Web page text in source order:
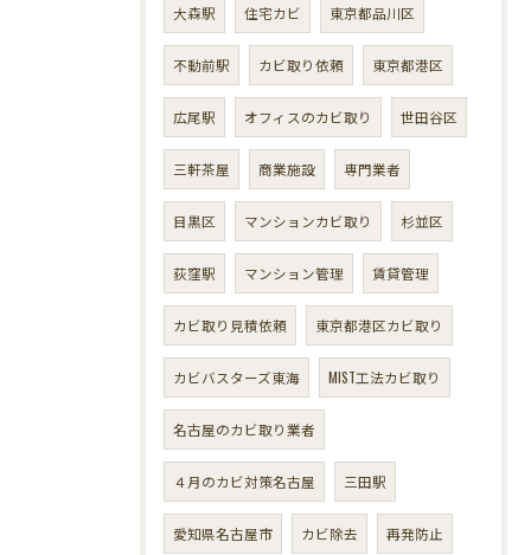
大森駅 住宅カビ 東京都品川区
不動前駅 カビ取り依頼 東京都港区
広尾駅 オフィスのカビ取り 世田谷区
三軒茶屋 商業施設 専門業者
目黒区 マンションカビ取り 杉並区
荻窪駅 マンション管理 賃貸管理
カビ取り見積依頼 東京都港区カビ取り
カビバスターズ東海 MIST工法カビ取り
名古屋のカビ取り業者
４月のカビ対策名古屋 三田駅
愛知県名古屋市 カビ除去 再発防止